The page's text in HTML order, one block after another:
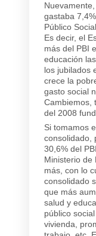
gastaba
Público
Es decir, el
más del PBI
educación
los jubilados
crece la
gasto social
Cambiemos,
del 2008
Si tomamos
consolidado,
30,6% del
Ministerio de
más, con lo
consolidado
que más
salud y
público
vivienda,